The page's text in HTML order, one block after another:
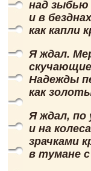
над
и в
как капли
Я ждал.
Надежды
как
Я ждал, по
и на
зрачками
в тумане